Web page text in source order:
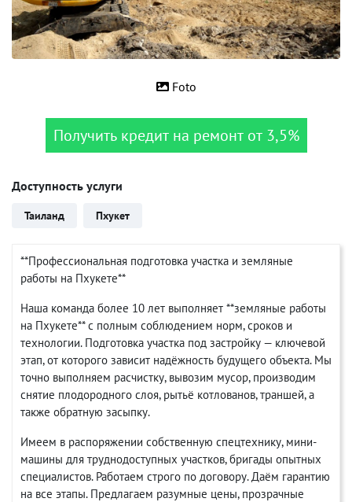
Foto
Получить кредит на ремонт от 3,5%
Доступность услуги
Таиланд Пхукет
**Профессиональная подготовка участка и земляные
работы на Пхукете**
Наша команда более 10 лет выполняет **земляные работы
на Пхукете** с полным соблюдением норм, сроков и
технологии. Подготовка участка под застройку — ключевой
этап, от которого зависит надёжность будущего объекта. Мы
точно выполняем расчистку, вывозим мусор, производим
снятие плодородного слоя, рытьё котлованов, траншей, а
также обратную засыпку.
Имеем в распоряжении собственную спецтехнику, мини-
машины для труднодоступных участков, бригады опытных
специалистов. Работаем строго по договору. Даём гарантию
на все этапы. Предлагаем разумные цены, прозрачные